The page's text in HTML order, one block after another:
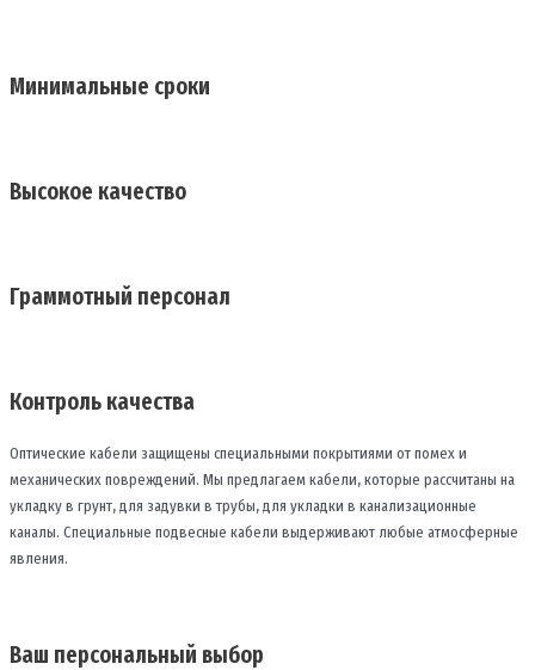
Минимальные сроки
Высокое качество
Граммотный персонал
Контроль качества
Оптические кабели защищены специальными покрытиями от помех и
механических повреждений. Мы предлагаем кабели, которые рассчитаны на
укладку в грунт, для задувки в трубы, для укладки в канализационные
каналы. Специальные подвесные кабели выдерживают любые атмосферные
явления.
Ваш персональный выбор